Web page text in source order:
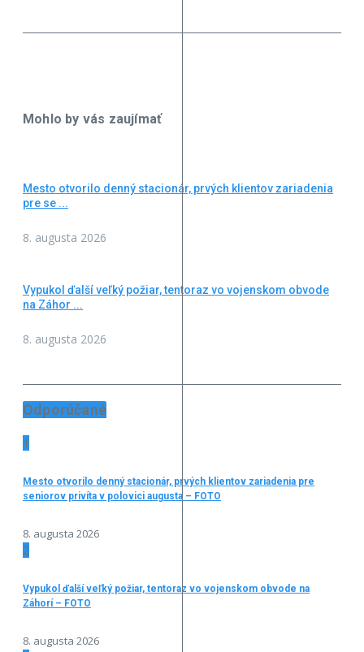
Mohlo by vás zaujímať
Mesto otvorilo denný stacionár, prvých klientov zariadenia
pre se ...
8. augusta 2026
Vypukol ďalší veľký požiar, tentoraz vo vojenskom obvode
na Záhor ...
8. augusta 2026
Odporúčané
1
Mesto otvorilo denný stacionár, prvých klientov zariadenia pre
seniorov privíta v polovici augusta – FOTO
8. augusta 2026
2
Vypukol ďalší veľký požiar, tentoraz vo vojenskom obvode na
Záhorí – FOTO
8. augusta 2026